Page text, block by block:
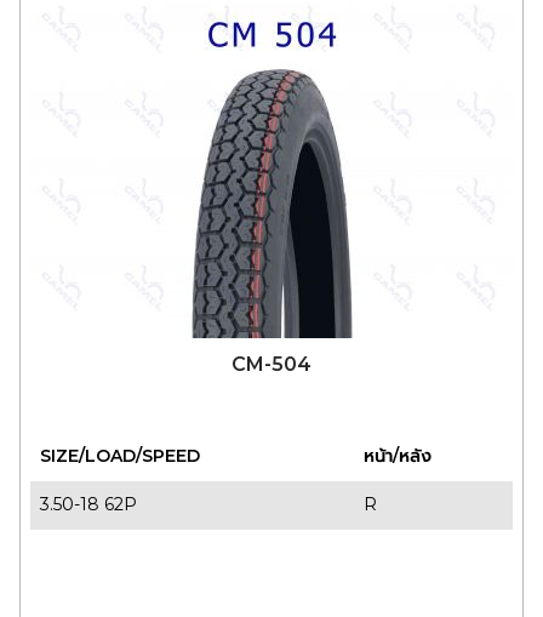
CM-504
SIZE/LOAD/SPEED
หน้า/หลัง
3.50-18 62P
R